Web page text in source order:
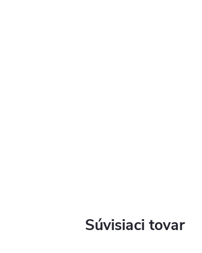
Súvisiaci tovar